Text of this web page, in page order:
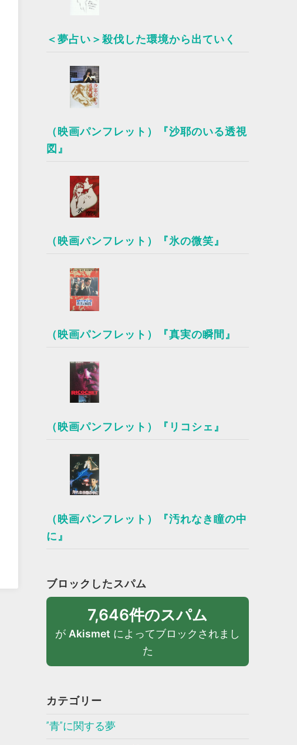
＜夢占い＞殺伐した環境から出ていく
（映画パンフレット）『沙耶のいる透視
図』
（映画パンフレット）『氷の微笑』
（映画パンフレット）『真実の瞬間』
（映画パンフレット）『リコシェ』
（映画パンフレット）『汚れなき瞳の中
に』
ブロックしたスパム
7,646件のスパム
が Akismet によってブロックされまし
た
カテゴリー
”青”に関する夢